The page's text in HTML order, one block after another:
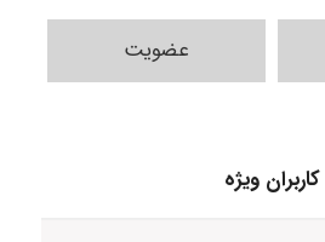
عضویت
کاربران ویژه
Alirez0990